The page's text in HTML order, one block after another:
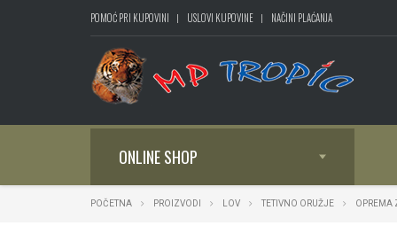
POMOĆ PRI KUPOVINI USLOVI KUPOVINE NAČINI PLAĆANJA
ONLINE SHOP
POČETNA PROIZVODI LOV TETIVNO ORUŽJE OPREMA